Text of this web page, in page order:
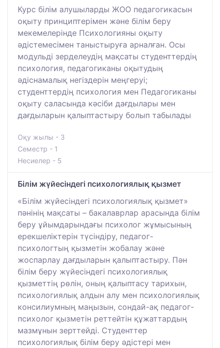
Курс білім алушыларды ЖОО педагогикасын
оқыту принциптерімен және білім беру
мекемелерінде Психологияны оқыту
әдістемесімен таныстыруға арналған. Осы
модульді зерделеудің мақсаты студенттердің
психология, педагогиканы оқытудың
әдіснамалық негіздерін меңгеруі;
студенттердің психология мен Педагогиканы
оқыту саласында кәсіби дағдылары мен
дағдыларын қалыптастыру болып табылады
Оқу жылы - 3
Семестр - 1
Несиелер - 5
Білім жүйесіндегі психологиялық қызмет
«Білім жүйесіндегі психологиялық қызмет»
пәнінің мақсаты – бакалаврлар арасында білім
беру ұйымдарындағы психолог жұмысының
ерекшеліктерін түсіндіру, педагог-
психологтың қызметін жобалау және
жоспарлау дағдыларын қалыптастыру. Пән
білім беру жүйесіндегі психологиялық
қызметтің рөлін, оның қалыптасу тарихын,
психологиялық алдын алу мен психологиялық
консилиумның маңызын, сондай-ақ педагог-
психолог қызметін реттейтін құжаттардың
мазмұнын зерттейді. Студенттер
психологиялық білім беру әдістері мен